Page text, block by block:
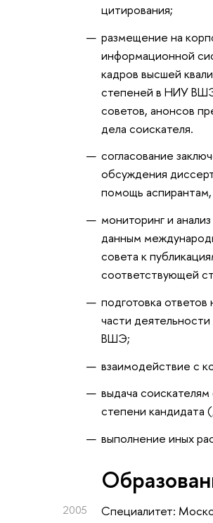
цитирования;
размещение на
информационной
кадров высшей
степеней в НИУ
советов, анонсов
дела соискателя.
согласование
обсуждения
помощь
мониторинг и
данным
совета к
соответствующей
подготовка
части
ВШЭ;
взаимодействие с
выдача
степени
выполнение иных
2005
Специалитет: